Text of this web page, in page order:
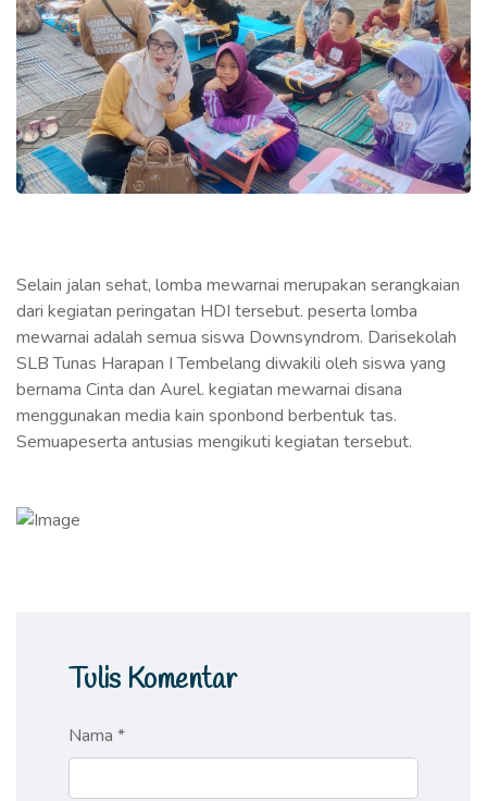
Selain jalan sehat, lomba mewarnai merupakan serangkaian
dari kegiatan peringatan HDI tersebut. peserta lomba
mewarnai adalah semua siswa Downsyndrom. Darisekolah
SLB Tunas Harapan I Tembelang diwakili oleh siswa yang
bernama Cinta dan Aurel. kegiatan mewarnai disana
menggunakan media kain sponbond berbentuk tas.
Semuapeserta antusias mengikuti kegiatan tersebut.
Tulis Komentar
Nama *